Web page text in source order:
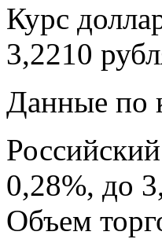
Курс
3,2210
Данные по
0,28%, до
Объем